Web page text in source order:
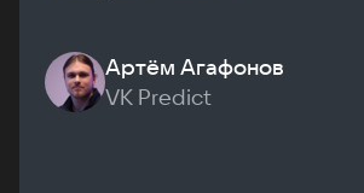
Артём Агафонов
VK Predict